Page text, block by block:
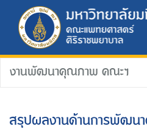
งานพัฒนาคุณภาพ คณะฯ
สรุปผลงานด้านการพัฒน